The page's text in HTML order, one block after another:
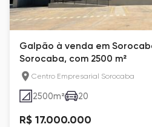
Galpão à venda em
Sorocaba, com 2500 m²
Centro Empresarial Sorocaba
2500m² 20
R$ 17.000.000